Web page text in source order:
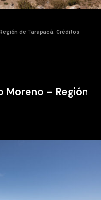
de Tarapacá. Créditos
Moreno – Región